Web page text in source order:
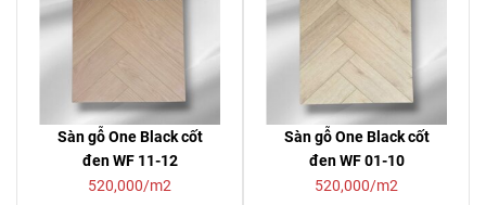
Sàn gỗ One Black cốt
đen WF 11-12
520,000/m2
Sàn gỗ One Black cốt
đen WF 01-10
520,000/m2